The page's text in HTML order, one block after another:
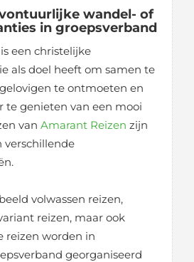
wandel- of
in groepsverband
een christelijke
als doel heeft om samen te
te ontmoeten en
te genieten van een mooi
van Amarant Reizen zijn
verschillende
volwassen reizen,
reizen, maar ook
reizen worden in
georganiseerd